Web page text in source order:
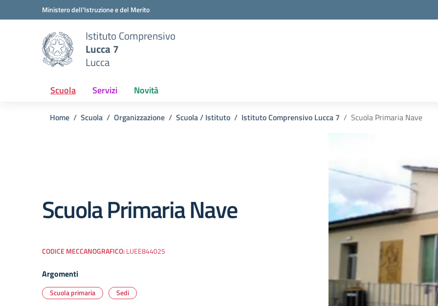
Vai ai contenuti
Vai al menu di navigazioneMinistero dell'Istruzione e del Merito
Istituto Comprensivo
Lucca 7
Lucca
Scuola Servizi Novità
Home Scuola Organizzazione Scuola / Istituto Istituto Comprensivo Lucca 7 Scuola Primaria Nave
Scuola Primaria Nave
CODICE MECCANOGRAFICO:LUEE844025
Argomenti
Scuola primaria Sedi